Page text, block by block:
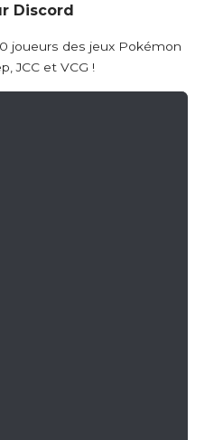
Discord
joueurs des jeux Pokémon
JCC et VCG !